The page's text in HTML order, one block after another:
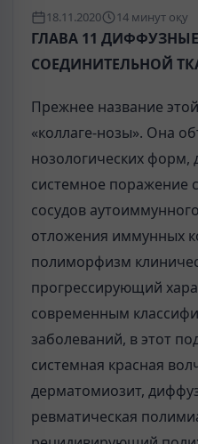
18.11.2020 14 минут оқу
ГЛАВА 11
СОЕДИНИТЕЛЬНОЙ
Прежнее название
«коллаге-нозы». Она
нозологических форм,
системное поражение
сосудов
отложения иммунных
полиморфизм
прогрессирующий
современным
заболеваний, в этот
системная красная
дерматомиозит,
ревматическая